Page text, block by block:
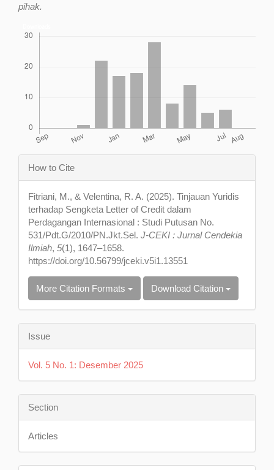
pihak.
Article
Details
How to Cite
Fitriani, M., & Velentina, R. A. (2025). Tinjauan Yuridis
terhadap Sengketa Letter of Credit dalam
Perdagangan Internasional : Studi Putusan No.
531/Pdt.G/2010/PN.Jkt.Sel. J-CEKI : Jurnal Cendekia
Ilmiah, 5(1), 1647–1658.
https://doi.org/10.56799/jceki.v5i1.13551
More Citation Formats Download Citation
Issue
Vol. 5 No. 1: Desember 2025
Section
Articles